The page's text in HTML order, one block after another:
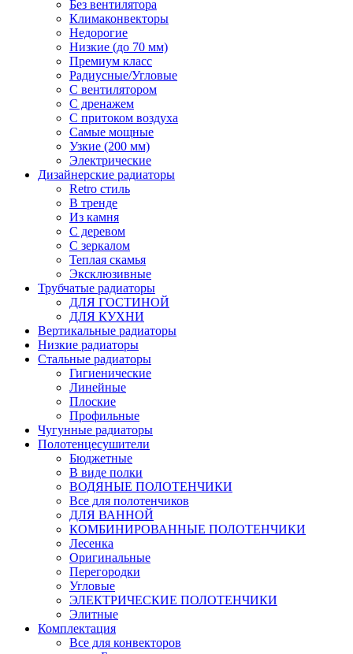
Без вентилятора
Климаконвекторы
Недорогие
Низкие (до 70 мм)
Премиум класс
Радиусные/Угловые
С вентилятором
С дренажем
С притоком воздуха
Самые мощные
Узкие (200 мм)
Электрические
Дизайнерские радиаторы
Retro стиль
В тренде
Из камня
С деревом
С зеркалом
Теплая скамья
Эксклюзивные
Трубчатые радиаторы
ДЛЯ ГОСТИНОЙ
ДЛЯ КУХНИ
Вертикальные радиаторы
Низкие радиаторы
Стальные радиаторы
Гигиенические
Линейные
Плоские
Профильные
Чугунные радиаторы
Полотенцесушители
Бюджетные
В виде полки
ВОДЯНЫЕ ПОЛОТЕНЧИКИ
Все для полотенчиков
ДЛЯ ВАННОЙ
КОМБИНИРОВАННЫЕ ПОЛОТЕНЧИКИ
Лесенка
Оригинальные
Перегородки
Угловые
ЭЛЕКТРИЧЕСКИЕ ПОЛОТЕНЧИКИ
Элитные
Комплектация
Все для конвекторов